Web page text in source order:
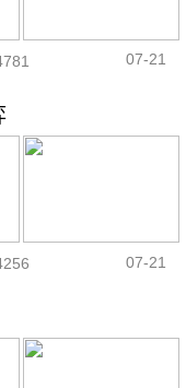
07-21
07-21